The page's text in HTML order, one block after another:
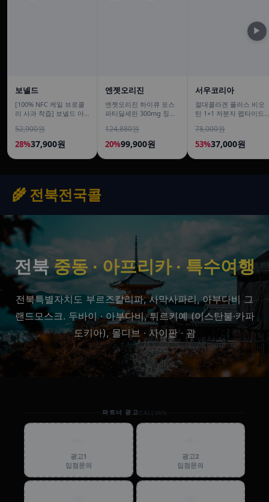
보넬드
[100% NFC 케일 브로콜
리 사과 착즙] 보넬드 아
개
52,900원
28%37,900원
엔젯오리진
엔젯오리진 하이큐 포스
파티딜세린 300mg 징코
슐, 5개
124,880원
20%99,900원
서우코리아
절대콜라겐 플러스 비오
틴 1+1 저분자 펩타이드
120g
78,000원
53%37,000원
▶
🌾 전북전국콜
전북중동 · 아프리카 · 특수여행
전북특별자치도 부르즈칼리파, 사막사파리, 아부다비 그
랜드모스크. 두바이 · 아부다비, 튀르키예 (이스탄불·카파
도키아), 몰디브 · 사이판 · 괌
파트너 광고CALLVAN
광고1
입점문의
광고2
입점문의